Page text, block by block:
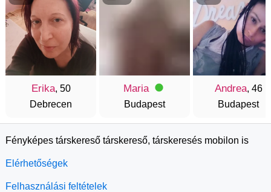
Erika, 50
Debrecen
Maria
Budapest
Andrea, 46
Budapest
Fényképes társkereső társkereső, társkeresés mobilon is
Elérhetőségek
Felhasználási feltételek